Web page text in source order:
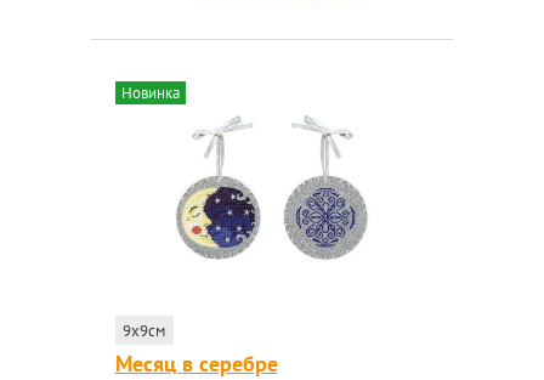
Новинка
9x9см
Месяц в серебре